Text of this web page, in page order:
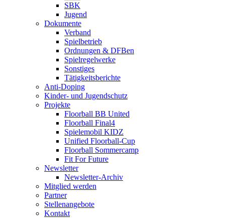
SBK
Jugend
Dokumente
Verband
Spielbetrieb
Ordnungen & DFBen
Spielregelwerke
Sonstiges
Tätigkeitsberichte
Anti-Doping
Kinder- und Jugendschutz
Projekte
Floorball BB United
Floorball Final4
Spielemobil KIDZ
Unified Floorball-Cup
Floorball Sommercamp
Fit For Future
Newsletter
Newsletter-Archiv
Mitglied werden
Partner
Stellenangebote
Kontakt